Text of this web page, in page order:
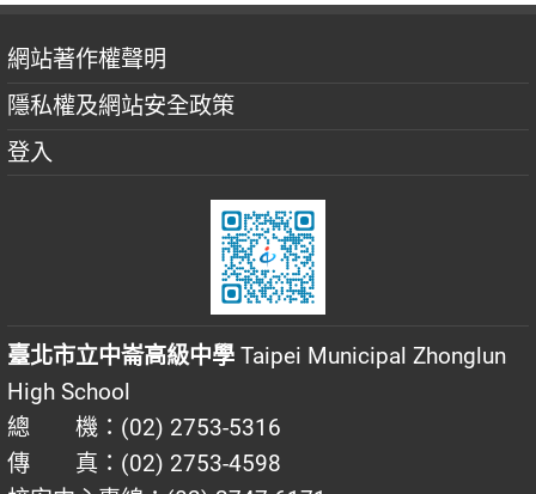
網站著作權聲明
隱私權及網站安全政策
登入
臺北市立中崙高級中學 Taipei Municipal Zhonglun
High School
總 機：(02) 2753-5316
傳 真：(02) 2753-4598